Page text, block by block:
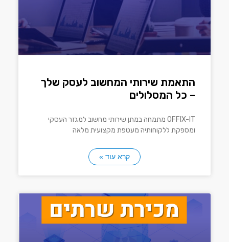
התאמת שירותי המחשוב לעסק שלך
– כל המסלולים
OFFIX-IT מתמחה במתן שירותי מחשוב למגזר העסקי
ומספקת ללקוחותיה מעטפת מקצועית מלאה
קרא עוד »